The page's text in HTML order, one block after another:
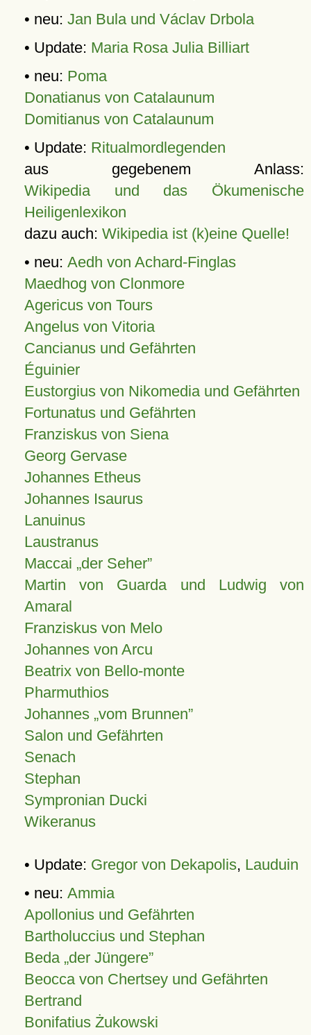
• neu: Jan Bula und Václav Drbola
• Update: Maria Rosa Julia Billiart
• neu: Poma
Donatianus von Catalaunum
Domitianus von Catalaunum
• Update: Ritualmordlegenden
aus gegebenem Anlass:
Wikipedia und das Ökumenische
Heiligenlexikon
dazu auch: Wikipedia ist (k)eine Quelle!
• neu: Aedh von Achard-Finglas
Maedhog von Clonmore
Agericus von Tours
Angelus von Vitoria
Cancianus und Gefährten
Éguinier
Eustorgius von Nikomedia und Gefährten
Fortunatus und Gefährten
Franziskus von Siena
Georg Gervase
Johannes Etheus
Johannes Isaurus
Lanuinus
Laustranus
Maccai „der Seher”
Martin von Guarda und Ludwig von
Amaral
Franziskus von Melo
Johannes von Arcu
Beatrix von Bello-monte
Pharmuthios
Johannes vom Brunnen
Salon und Gefährten
Senach
Stephan
Sympronian Ducki
Wikeranus
• Update: Gregor von Dekapolis, Lauduin
• neu: Ammia
Apollonius und Gefährten
Bartholuccius und Stephan
Beda „der Jüngere”
Beocca von Chertsey und Gefährten
Bertrand
Bonifatius Żukowski